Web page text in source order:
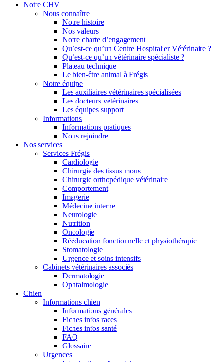
Notre CHV
Nous connaître
Notre histoire
Nos valeurs
Notre charte d’engagement
Qu’est-ce qu’un Centre Hospitalier Vétérinaire ?
Qu’est-ce qu’un vétérinaire spécialiste ?
Plateau technique
Le bien-être animal à Frégis
Notre équipe
Les auxiliaires vétérinaires spécialisées
Les docteurs vétérinaires
Les équipes support
Informations
Informations pratiques
Nous rejoindre
Nos services
Services Frégis
Cardiologie
Chirurgie des tissus mous
Chirurgie orthopédique vétérinaire
Comportement
Imagerie
Médecine interne
Neurologie
Nutrition
Oncologie
Rééducation fonctionnelle et physiothérapie
Stomatologie
Urgence et soins intensifs
Cabinets vétérinaires associés
Dermatologie
Ophtalmologie
Chien
Informations chien
Informations générales
Fiches infos races
Fiches infos santé
FAQ
Glossaire
Urgences